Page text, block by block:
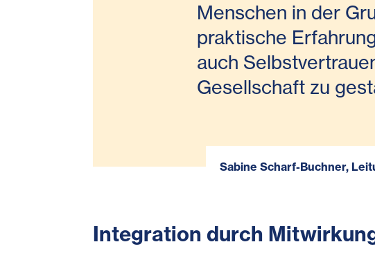
Menschen in der
praktische
auch
Gesellschaft zu
Sabine Scharf-Buchner,
Integration durch